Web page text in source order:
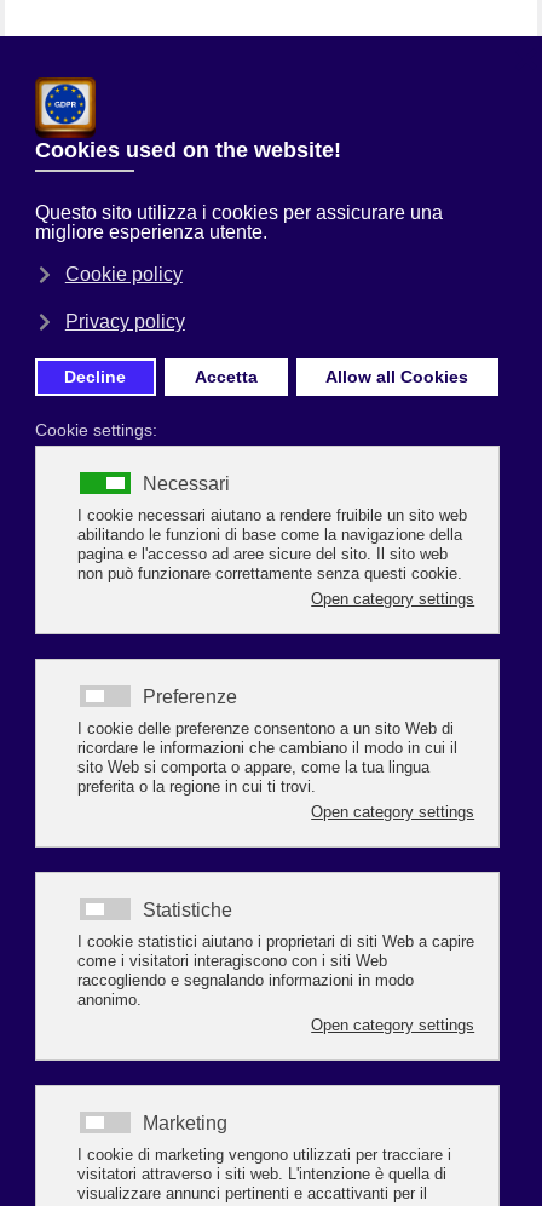
Chi Siamo
Sei qui:Home Uncategorised
Prima Pagina
Paralizzati dalla pandemia/1
Sogno di riaprire la mia palestra a
maggio
Il settore delle palestre e degli impianti sportivi del wellness e del benessere
beneficio derivante da una corretta e regolare attività fisica è
innegabile e soprattutto, in un periodo di forti restrizioni, dovrebbe essere
incentivata e non impedita. Pur prendendo atto della situazione disastrosa,
per alcuni tragica, pur considerando ciò di fortemente criticabile che è stato
fatto da parte di chi doveva occuparsi delle soluzioni dei problemi, più che
Figliuolo, che disponendo di una struttura logistica militare già strutturata,
potrà senz’altro ottenere risultati soddisfacenti per il programma delle
vaccinazioni. Ciò unito al fatto che andiamo incontro ai mesi caldi, ad un
calo dei contagi e ad un significativo aumento delle vaccinazioni, ci fa